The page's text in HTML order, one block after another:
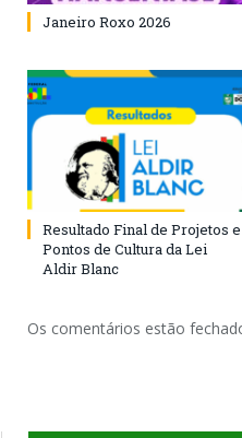
Janeiro Roxo 2026
Resultado Final de Projetos e
Pontos de Cultura da Lei
Aldir Blanc
Os comentários estão